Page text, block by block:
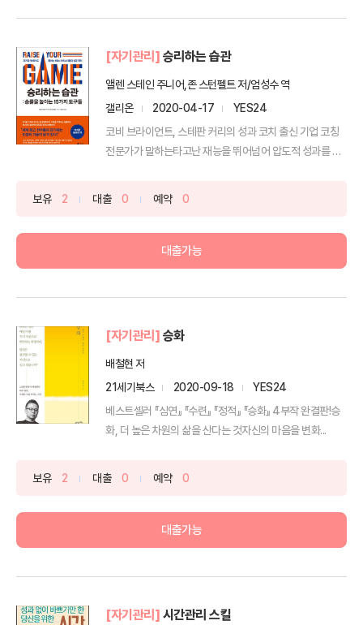
[자기관리] 승리하는 습관
앨렌 스테인 주니어,존 스턴펠트 저/엄성수 역
갤리온
2020-04-17
YES24
코비 브라이언트, 스테판 커리의 성과 코치 출신 기업 코칭
전문가가 말하는타고난 재능을 뛰어넘어 압도적 성과를 만
보유 2 대출 0 예약 0
대출가능
[자기관리] 승화
배철현 저
21세기북스
2020-09-18
YES24
베스트셀러 『심연』 『수련』 『정적』 『승화』 4부작 완결판!승
화, 더 높은 차원의 삶을 산다는 것자신의 마음을 변화...
보유 2 대출 0 예약 0
대출가능
[자기관리] 시간관리 스킬